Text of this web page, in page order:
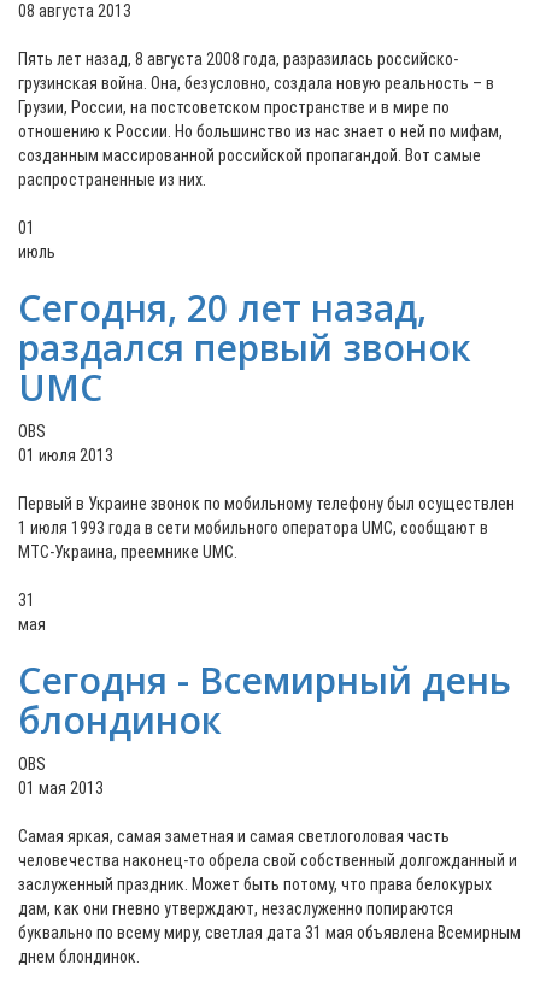
08 августа 2013
Пять лет назад, 8 августа 2008 года, разразилась российско-
грузинская война. Она, безусловно, создала новую реальность – в
Грузии, России, на постсоветском пространстве и в мире по
отношению к России. Но большинство из нас знает о ней по мифам,
созданным массированной российской пропагандой. Вот самые
распространенные из них.
01
июль
Сегодня, 20 лет назад,
раздался первый звонок
UMC
OBS
01 июля 2013
Первый в Украине звонок по мобильному телефону был осуществлен
1 июля 1993 года в сети мобильного оператора UMC, сообщают в
МТС-Украина, преемнике UMC.
31
мая
Сегодня - Всемирный день
блондинок
OBS
01 мая 2013
Самая яркая, самая заметная и самая светлоголовая часть
человечества наконец-то обрела свой собственный долгожданный и
заслуженный праздник. Может быть потому, что права белокурых
дам, как они гневно утверждают, незаслуженно попираются
буквально по всему миру, светлая дата 31 мая объявлена Всемирным
днем блондинок.